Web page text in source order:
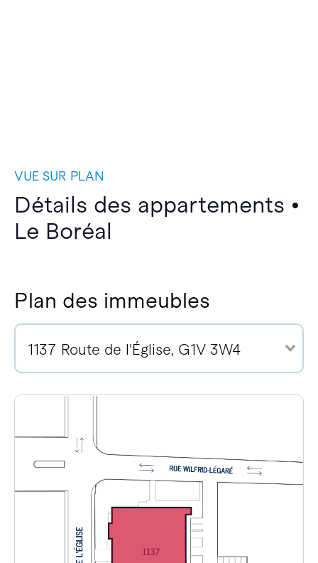
VUE SUR PLAN
Détails des appartements •
Le Boréal
Plan des immeubles
1137 Route de l'Église, G1V 3W4